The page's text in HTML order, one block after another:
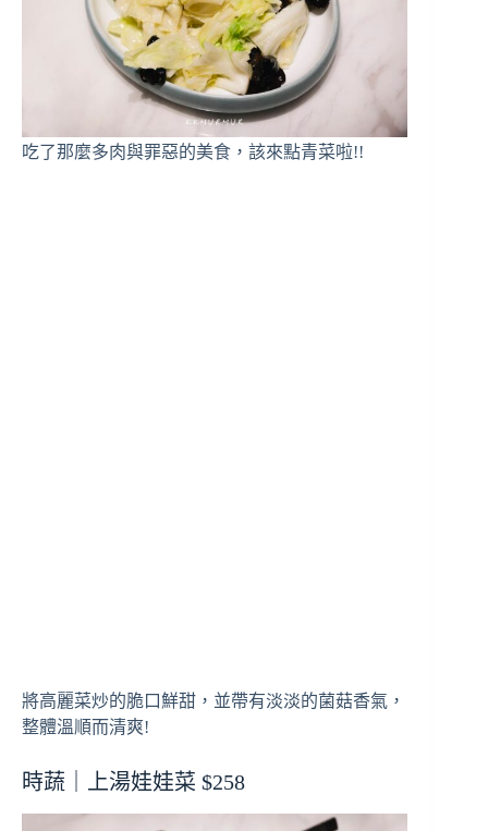
吃了那麼多肉與罪惡的美食，該來點青菜啦!!
將高麗菜炒的脆口鮮甜，並帶有淡淡的菌菇香氣，
整體溫順而清爽!
時蔬｜上湯娃娃菜 $258